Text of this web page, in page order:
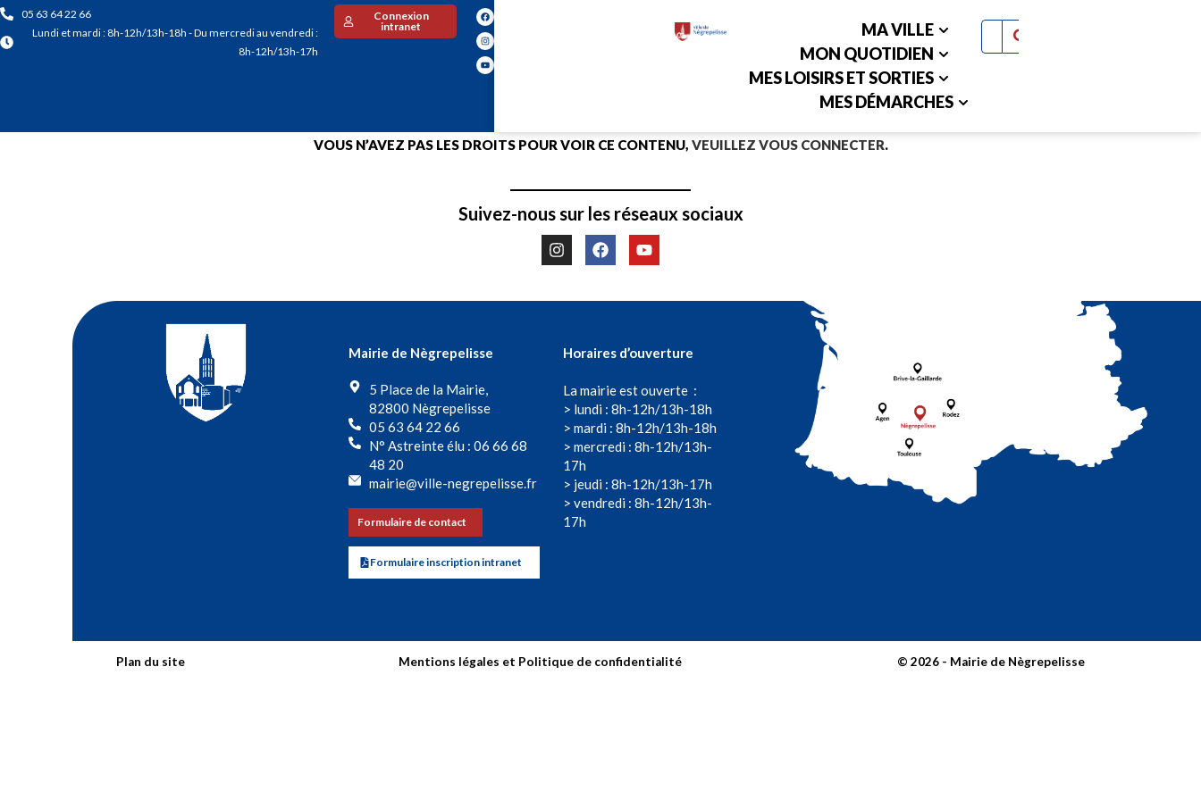
05 63 64 22 66
Lundi et mardi : 8h-12h/13h-18h - Du mercredi au vendredi :
8h-12h/13h-17h
Connexion
intranet
MA VILLE
MON QUOTIDIEN
MES LOISIRS ET SORTIES
MES DÉMARCHES
VOUS N’AVEZ PAS LES DROITS POUR VOIR CE CONTENU, VEUILLEZ VOUS CONNECTER.
Suivez-nous sur les réseaux sociaux
Mairie de Nègrepelisse
5 Place de la Mairie,
82800 Nègrepelisse
05 63 64 22 66
N° Astreinte élu : 06 66 68
48 20
mairie@ville-negrepelisse.fr
Formulaire de contact
Formulaire inscription intranet
Horaires d’ouverture
La mairie est ouverte :
> lundi : 8h-12h/13h-18h
> mardi : 8h-12h/13h-18h
> mercredi : 8h-12h/13h-
17h
> jeudi : 8h-12h/13h-17h
> vendredi : 8h-12h/13h-
17h
Plan du site Mentions légales et Politique de confidentialité © 2026 - Mairie de Nègrepelisse